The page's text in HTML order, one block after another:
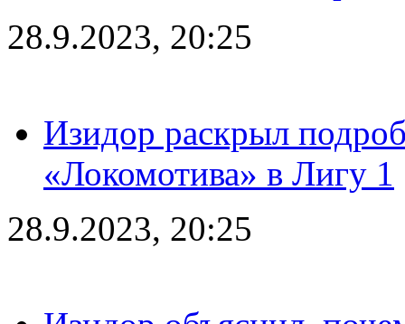
28.9.2023, 20:25
Изидор раскрыл
«Локомотива» в Лигу 1
28.9.2023, 20:25